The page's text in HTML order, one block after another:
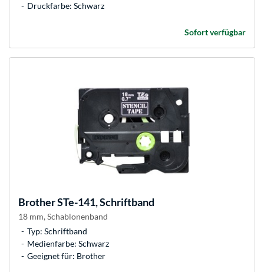
Druckfarbe: Schwarz
Sofort verfügbar
BrotherSTe-141, Schriftband
18 mm, Schablonenband
Typ: Schriftband
Medienfarbe: Schwarz
Geeignet für: Brother